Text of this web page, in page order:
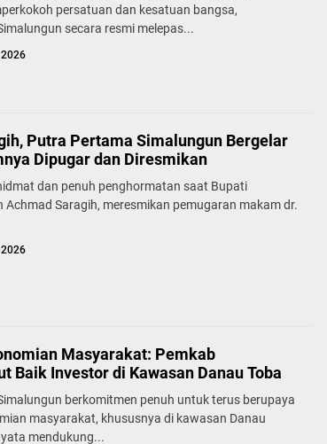
persatuan dan kesatuan bangsa,
secara resmi melepas...
Putra Pertama Simalungun Bergelar
Dipugar dan Diresmikan
dan penuh penghormatan saat Bupati
Achmad Saragih, meresmikan pemugaran makam dr.
Masyarakat: Pemkab
Baik Investor di Kawasan Danau Toba
berkomitmen penuh untuk terus berupaya
masyarakat, khususnya di kawasan Danau
mendukung...